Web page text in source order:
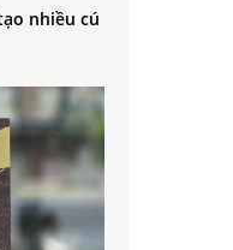
nhiều cú